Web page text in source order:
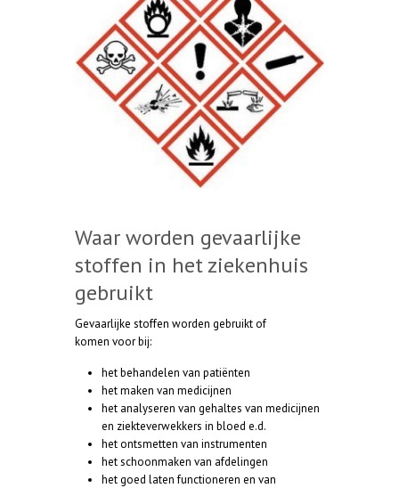
Waar worden gevaarlijke
stoffen in het ziekenhuis
gebruikt
Gevaarlijke stoffen worden gebruikt of
komen voor bij:
het behandelen van patiënten
het maken van medicijnen
het analyseren van gehaltes van medicijnen
en ziekteverwekkers in bloed e.d.
het ontsmetten van instrumenten
het schoonmaken van afdelingen
het goed laten functioneren en van